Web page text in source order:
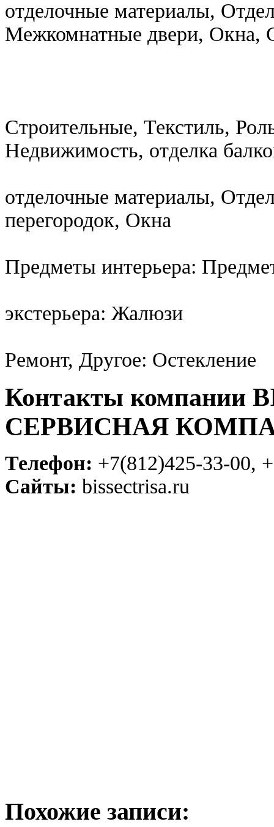
отделочные материалы,
Межкомнатные двери, Окна,
Строительные, Текстиль,
Недвижимость, отделка
отделочные материалы,
перегородок, Окна
Предметы интерьера:
экстерьера: Жалюзи
Ремонт, Другое: Остекление
Контакты компании
СЕРВИСНАЯ
Телефон: +7(812)425-33-00,
Сайты: bissectrisa.ru
Похожие записи: